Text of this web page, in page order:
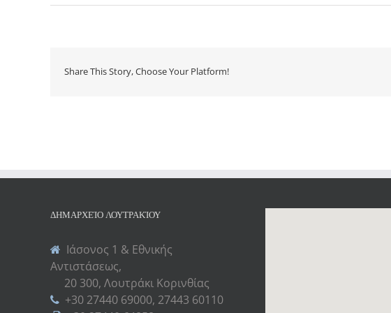
Share This Story, Choose Your Platform!
ΔΗΜΑΡΧΕΊΟ ΛΟΥΤΡΑΚΊΟΥ
Ιάσονος 1 & Εθνικής
Αντιστάσεως,
20 300, Λουτράκι Κορινθίας
+30 27440 69000, 27443 60110